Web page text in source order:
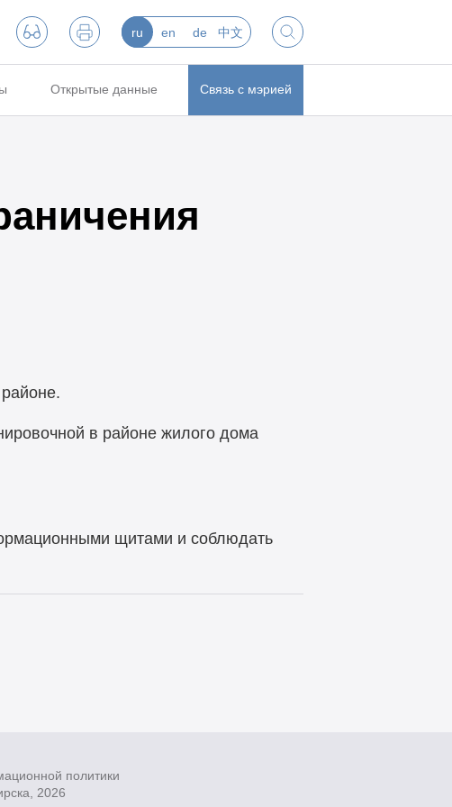
ru en de 中文
Открытые данные Связь с мэрией
в районе жилого дома
щитами и соблюдать
политики
2026